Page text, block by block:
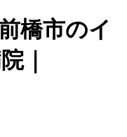
橋市のイ
｜